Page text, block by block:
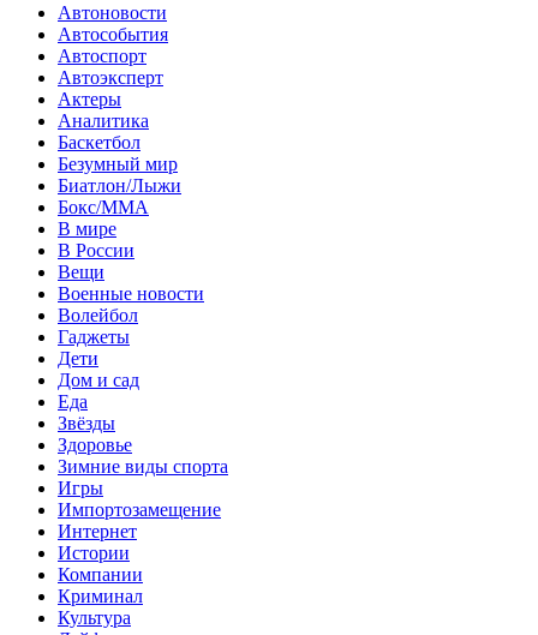
Автоновости
Автособытия
Автоспорт
Автоэксперт
Актеры
Аналитика
Баскетбол
Безумный мир
Биатлон/Лыжи
Бокс/MMA
В мире
В России
Вещи
Военные новости
Волейбол
Гаджеты
Дети
Дом и сад
Еда
Звёзды
Здоровье
Зимние виды спорта
Игры
Импортозамещение
Интернет
Истории
Компании
Криминал
Культура